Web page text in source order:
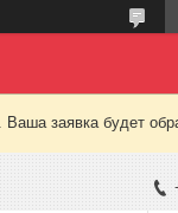
заявка будет